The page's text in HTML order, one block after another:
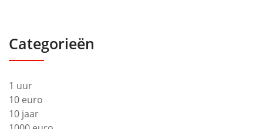
Categorieën
1 uur
10 euro
10 jaar